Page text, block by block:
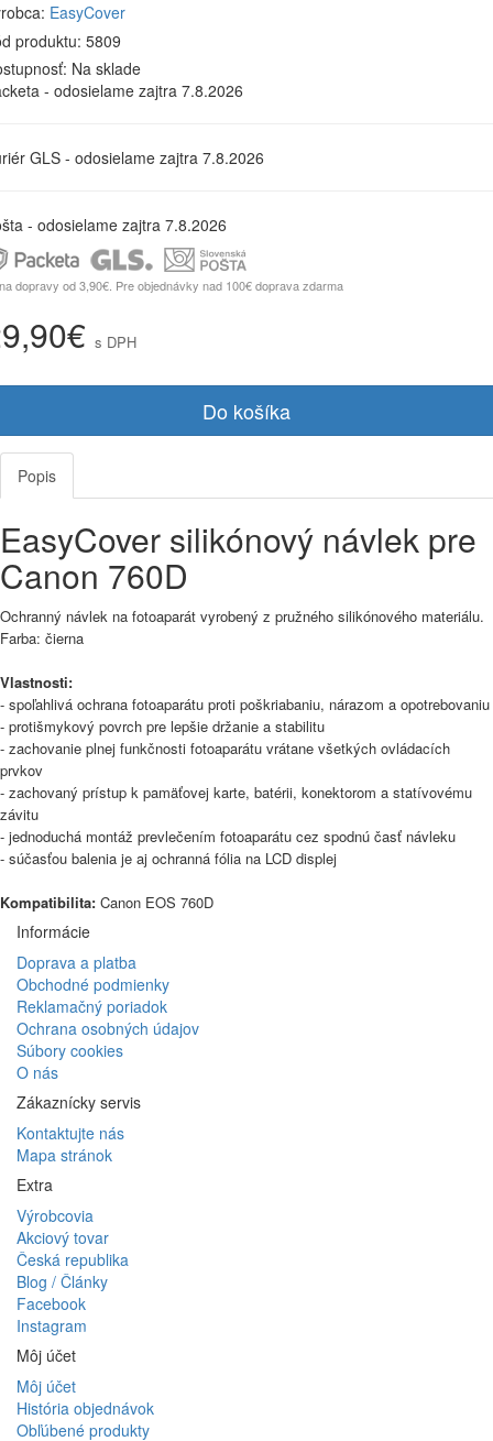
EasyCover
produktu: 5809
Na sklade
- odosielame zajtra 7.8.2026
GLS - odosielame zajtra 7.8.2026
- odosielame zajtra 7.8.2026
dopravy od 3,90€. Pre objednávky nad 100€ doprava zdarma
s DPH
Do košíka
Popis
EasyCover silikónový návlek pre
Canon 760D
Ochranný návlek na fotoaparát vyrobený z pružného silikónového materiálu.
Farba: čierna
Vlastnosti:
- spoľahlivá ochrana fotoaparátu proti poškriabaniu, nárazom a opotrebovaniu
- protišmykový povrch pre lepšie držanie a stabilitu
- zachovanie plnej funkčnosti fotoaparátu vrátane všetkých ovládacích
prvkov
- zachovaný prístup k pamäťovej karte, batérii, konektorom a statívovému
závitu
- jednoduchá montáž prevlečením fotoaparátu cez spodnú časť návleku
- súčasťou balenia je aj ochranná fólia na LCD displej
Kompatibilita: Canon EOS 760D
Informácie
Doprava a platba
Obchodné podmienky
Reklamačný poriadok
Ochrana osobných údajov
Súbory cookies
O nás
Zákaznícky servis
Kontaktujte nás
Mapa stránok
Extra
Výrobcovia
Akciový tovar
Česká republika
Blog / Články
Facebook
Instagram
Môj účet
Môj účet
História objednávok
Obľúbené produkty